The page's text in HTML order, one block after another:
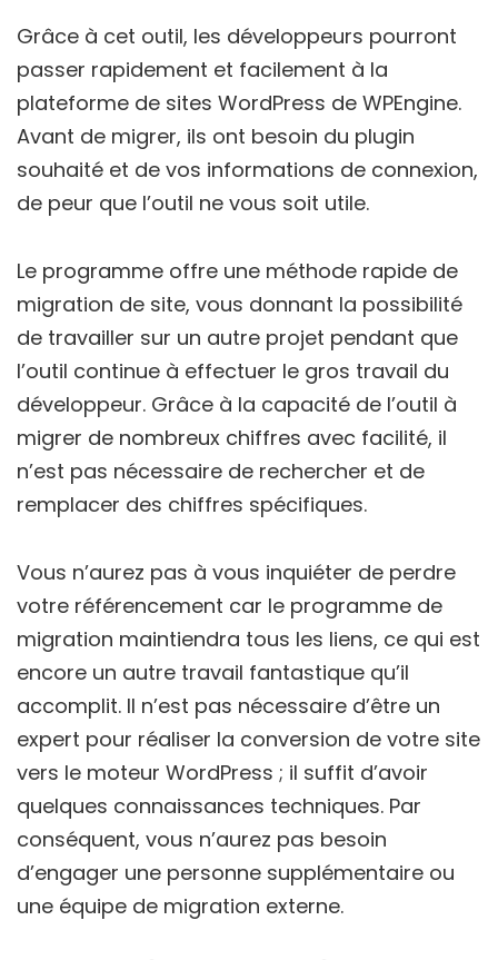
Grâce à cet outil, les développeurs pourront
passer rapidement et facilement à la
plateforme de sites WordPress de WPEngine.
Avant de migrer, ils ont besoin du plugin
souhaité et de vos informations de connexion,
de peur que l’outil ne vous soit utile.
Le programme offre une méthode rapide de
migration de site, vous donnant la possibilité
de travailler sur un autre projet pendant que
l’outil continue à effectuer le gros travail du
développeur. Grâce à la capacité de l’outil à
migrer de nombreux chiffres avec facilité, il
n’est pas nécessaire de rechercher et de
remplacer des chiffres spécifiques.
Vous n’aurez pas à vous inquiéter de perdre
votre référencement car le programme de
migration maintiendra tous les liens, ce qui est
encore un autre travail fantastique qu’il
accomplit. Il n’est pas nécessaire d’être un
expert pour réaliser la conversion de votre site
vers le moteur WordPress ; il suffit d’avoir
quelques connaissances techniques. Par
conséquent, vous n’aurez pas besoin
d’engager une personne supplémentaire ou
une équipe de migration externe.